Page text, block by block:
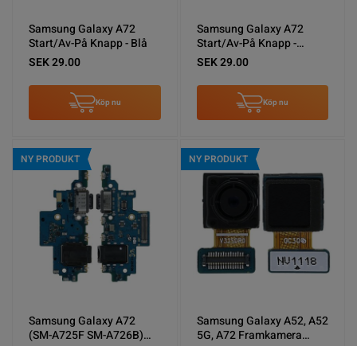
Samsung Galaxy A72
Start/Av-På Knapp - Blå
SEK 29.00
Köp nu
Samsung Galaxy A72
Start/Av-På Knapp -
Violett
SEK 29.00
Köp nu
NY PRODUKT
Samsung Galaxy A72
(SM-A725F SM-A726B)
NY PRODUKT
Samsung Galaxy A52, A52
5G, A72 Framkamera